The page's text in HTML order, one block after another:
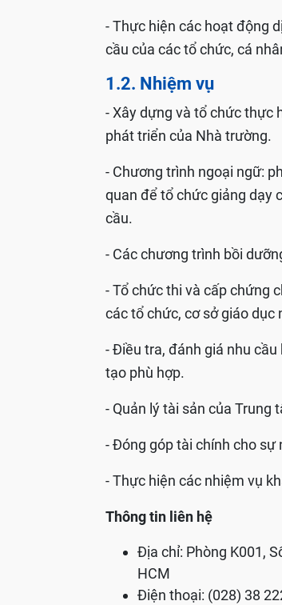
- Thực hiện các hoạt động
cầu của các tổ chức, cá
1.2. Nhiệm vụ
- Xây dựng và tổ chức thực
phát triển của Nhà trường.
- Chương trình ngoại ngữ:
quan để tổ chức giảng dạy
cầu.
- Các chương trình bồi
- Tổ chức thi và cấp chứng
các tổ chức, cơ sở giáo
- Điều tra, đánh giá nhu
tạo phù hợp.
- Quản lý tài sản của Trung
- Đóng góp tài chính cho
- Thực hiện các nhiệm vụ
Thông tin liên hệ
Địa chỉ: Phòng K001,
HCM
Điện thoại: (028) 38